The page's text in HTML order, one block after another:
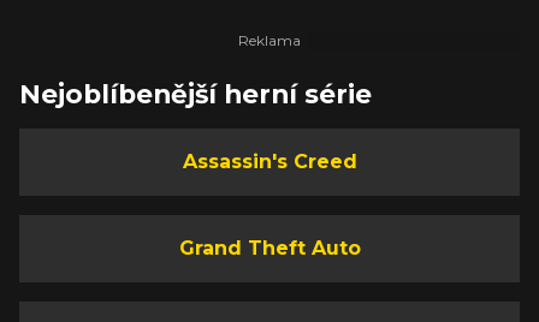
Nejoblíbenější herní série
Assassin's Creed
Grand Theft Auto